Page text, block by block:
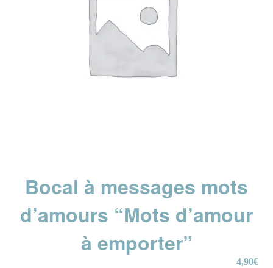
Bocal à messages mots
d’amours “Mots d’amour
à emporter”
4,90€